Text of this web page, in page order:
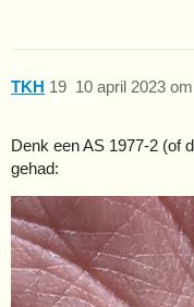
TKH 10 april 2023
19
Denk een AS 1977-2 (of
gehad: